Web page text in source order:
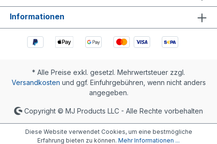
Informationen
* Alle Preise exkl. gesetzl. Mehrwertsteuer zzgl.
Versandkosten und ggf. Einfuhrgebühren, wenn nicht anders
angegeben.
Copyright © MJ Products LLC - Alle Rechte vorbehalten
Diese Website verwendet Cookies, um eine bestmögliche
Erfahrung bieten zu können. Mehr Informationen ...